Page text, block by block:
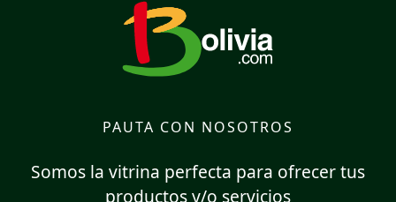
PAUTA CON NOSOTROS
Somos la vitrina perfecta para ofrecer tus
productos y/o servicios